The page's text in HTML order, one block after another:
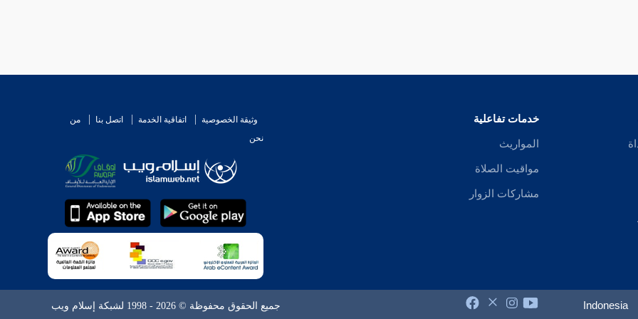
خدمات تفاعلية
المواريث
مواقيت الصلاة
مشاركات الزوار
وثيقة الخصوصية اتفاقية الخدمة اتصل بنا
من
نحن
Indonesia جميع الحقوق محفوظة © 2026 - 1998 لشبكة إسلام ويب